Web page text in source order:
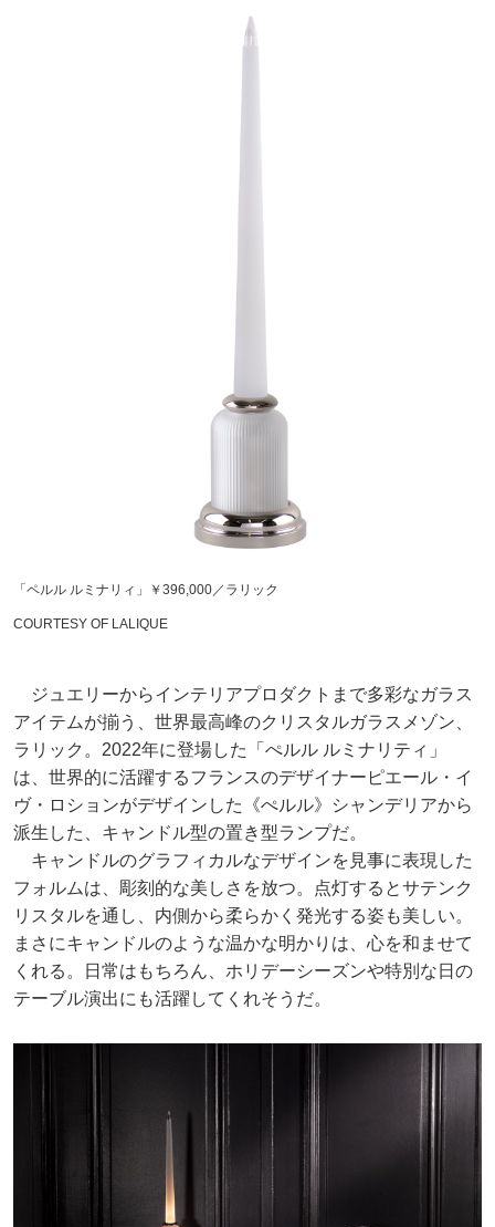
「ペルル ルミナリィ」￥396,000／ラリック
COURTESY OF LALIQUE
ジュエリーからインテリアプロダクトまで多彩なガラス
アイテムが揃う、世界最高峰のクリスタルガラスメゾン、
ラリック。2022年に登場した「ぺルル ルミナリティ」
は、世界的に活躍するフランスのデザイナーピエール・イ
ヴ・ロションがデザインした《ぺルル》シャンデリアから
派生した、キャンドル型の置き型ランプだ。
キャンドルのグラフィカルなデザインを見事に表現した
フォルムは、彫刻的な美しさを放つ。点灯するとサテンク
リスタルを通し、内側から柔らかく発光する姿も美しい。
まさにキャンドルのような温かな明かりは、心を和ませて
くれる。日常はもちろん、ホリデーシーズンや特別な日の
テーブル演出にも活躍してくれそうだ。